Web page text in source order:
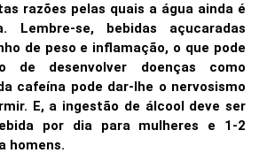
razões pelas quais a água ainda é
Lembre-se, bebidas açucaradas
de peso e inflamação, o que pode
de desenvolver doenças como
cafeína pode dar-lhe o nervosismo
E, a ingestão de álcool deve ser
por dia para mulheres e 1-2
homens.